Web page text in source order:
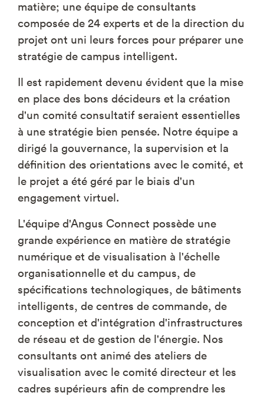
matière; une équipe de consultants
composée de 24 experts et de la direction du
projet ont uni leurs forces pour préparer une
stratégie de campus intelligent.
Il est rapidement devenu évident que la mise
en place des bons décideurs et la création
d'un comité consultatif seraient essentielles
à une stratégie bien pensée. Notre équipe a
dirigé la gouvernance, la supervision et la
définition des orientations avec le comité, et
le projet a été géré par le biais d'un
engagement virtuel.
L'équipe d'Angus Connect possède une
grande expérience en matière de stratégie
numérique et de visualisation à l'échelle
organisationnelle et du campus, de
spécifications technologiques, de bâtiments
intelligents, de centres de commande, de
conception et d'intégration d'infrastructures
de réseau et de gestion de l'énergie. Nos
consultants ont animé des ateliers de
visualisation avec le comité directeur et les
cadres supérieurs afin de comprendre les